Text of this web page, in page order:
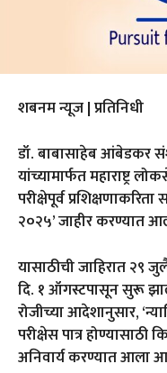
शबनम न्यूज | प्रतिनिधी
डॉ. बाबासाहेब आंबेडकर
यांच्यामार्फत महाराष्ट्र
परीक्षेपूर्व
२०२५’ जाहीर करण्यात
यासाठीची जाहिरात २९
दि. १ ऑगस्टपासून सुरू
रोजीच्या आदेशानुसार,
परीक्षेस पात्र होण्यासाठी
अनिवार्य करण्यात आला